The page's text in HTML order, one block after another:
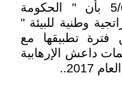
وتباهت وزارة البيئة في 5/6/2014 بأن " الحكومة
وطنية للبيئة "
فترة تطبيقها مع
داعش الإرهابية